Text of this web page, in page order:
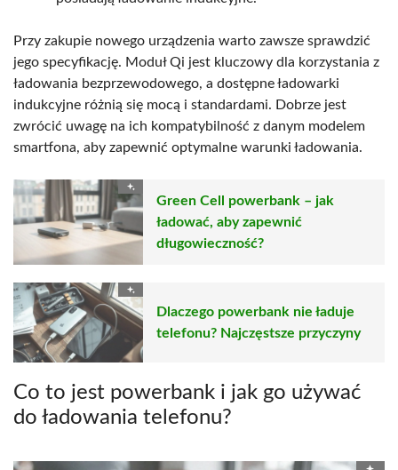
Przy zakupie nowego urządzenia warto zawsze sprawdzić
jego specyfikację. Moduł Qi jest kluczowy dla korzystania z
ładowania bezprzewodowego, a dostępne ładowarki
indukcyjne różnią się mocą i standardami. Dobrze jest
zwrócić uwagę na ich kompatybilność z danym modelem
smartfona, aby zapewnić optymalne warunki ładowania.
Green Cell powerbank – jak
ładować, aby zapewnić
długowieczność?
Dlaczego powerbank nie ładuje
telefonu? Najczęstsze przyczyny
Co to jest powerbank i jak go używać
do ładowania telefonu?